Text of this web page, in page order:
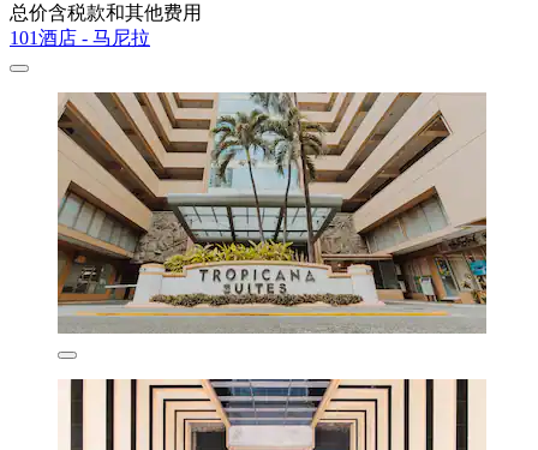
总价含税款和其他费用
101酒店 - 马尼拉